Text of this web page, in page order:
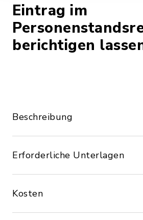
Eintrag im
berichtigen
Beschreibung
Erforderliche Unterlagen
Kosten